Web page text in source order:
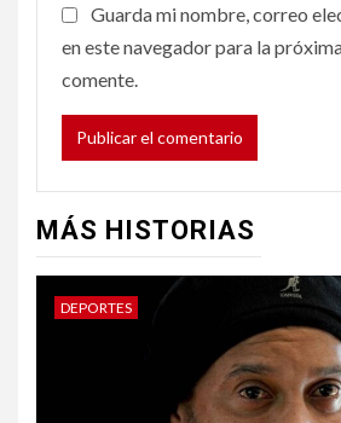
Guarda mi nombre, correo
en este navegador para la
comente.
MÁS HISTORIAS
DEPORTES